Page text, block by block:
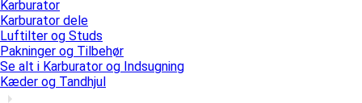
Karburator
Karburator dele
Luftilter og Studs
Pakninger og Tilbehør
Se alt i Karburator og Indsugning
Kæder og Tandhjul